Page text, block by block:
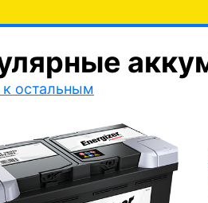
остальным